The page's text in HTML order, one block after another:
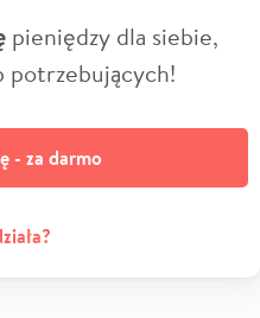
pieniędzy dla siebie,
potrzebujących!
- za darmo